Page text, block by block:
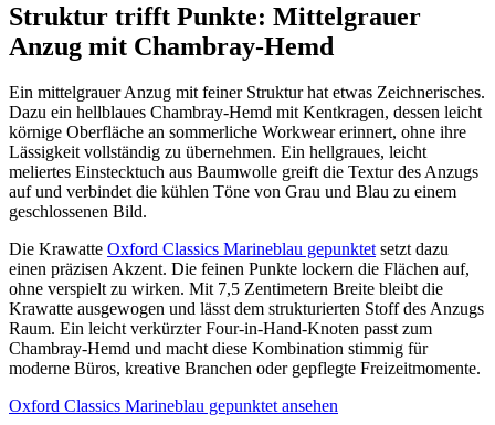
Struktur trifft Punkte: Mittelgrauer
Anzug mit Chambray-Hemd
Ein mittelgrauer Anzug mit feiner Struktur hat etwas Zeichnerisches.
Dazu ein hellblaues Chambray-Hemd mit Kentkragen, dessen leicht
körnige Oberfläche an sommerliche Workwear erinnert, ohne ihre
Lässigkeit vollständig zu übernehmen. Ein hellgraues, leicht
meliertes Einstecktuch aus Baumwolle greift die Textur des Anzugs
auf und verbindet die kühlen Töne von Grau und Blau zu einem
geschlossenen Bild.
Die Krawatte Oxford Classics Marineblau gepunktetsetzt dazu
einen präzisen Akzent. Die feinen Punkte lockern die Flächen auf,
ohne verspielt zu wirken. Mit 7,5 Zentimetern Breite bleibt die
Krawatte ausgewogen und lässt dem strukturierten Stoff des Anzugs
Raum. Ein leicht verkürzter Four-in-Hand-Knoten passt zum
Chambray-Hemd und macht diese Kombination stimmig für
moderne Büros, kreative Branchen oder gepflegte Freizeitmomente.
Oxford Classics Marineblau gepunktet ansehen